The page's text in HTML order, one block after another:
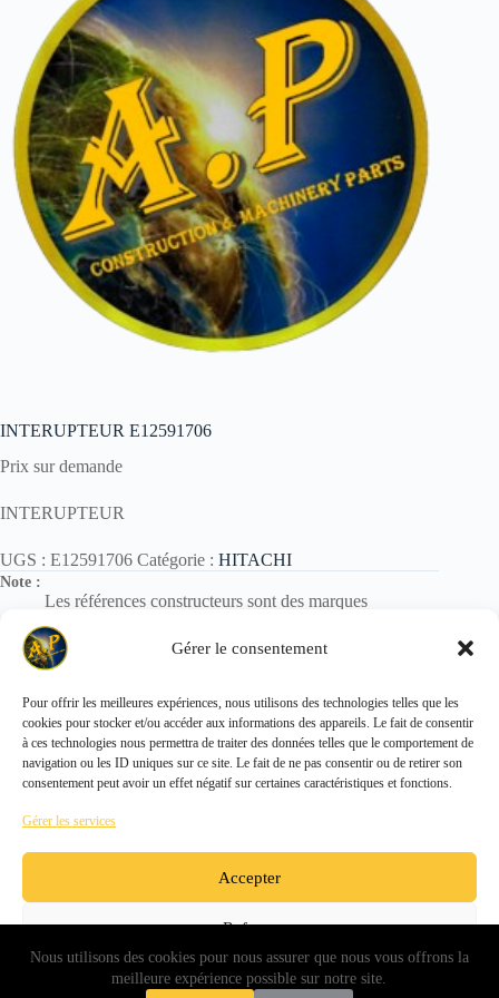
Gérer le consentement
Pour offrir les meilleures expériences, nous utilisons des technologies telles que les
cookies pour stocker et/ou accéder aux informations des appareils. Le fait de consentir
à ces technologies nous permettra de traiter des données telles que le comportement de
navigation ou les ID uniques sur ce site. Le fait de ne pas consentir ou de retirer son
consentement peut avoir un effet négatif sur certaines caractéristiques et fonctions.
Gérer les services
Accepter
Refuser
Voir les préférences
Nous utilisons des cookies pour nous assurer que nous vous offrons la
meilleure expérience possible sur notre site.
INTERUPTEUR E12591706
Prix sur demande
INTERUPTEUR
UGS : E12591706 Catégorie : HITACHI
Note :
Les références constructeurs sont des marques
Elles sont utilisées uniquement pour identification des
pièces.
Copyright © 2026 - ALL PARTS FRANCE SAS